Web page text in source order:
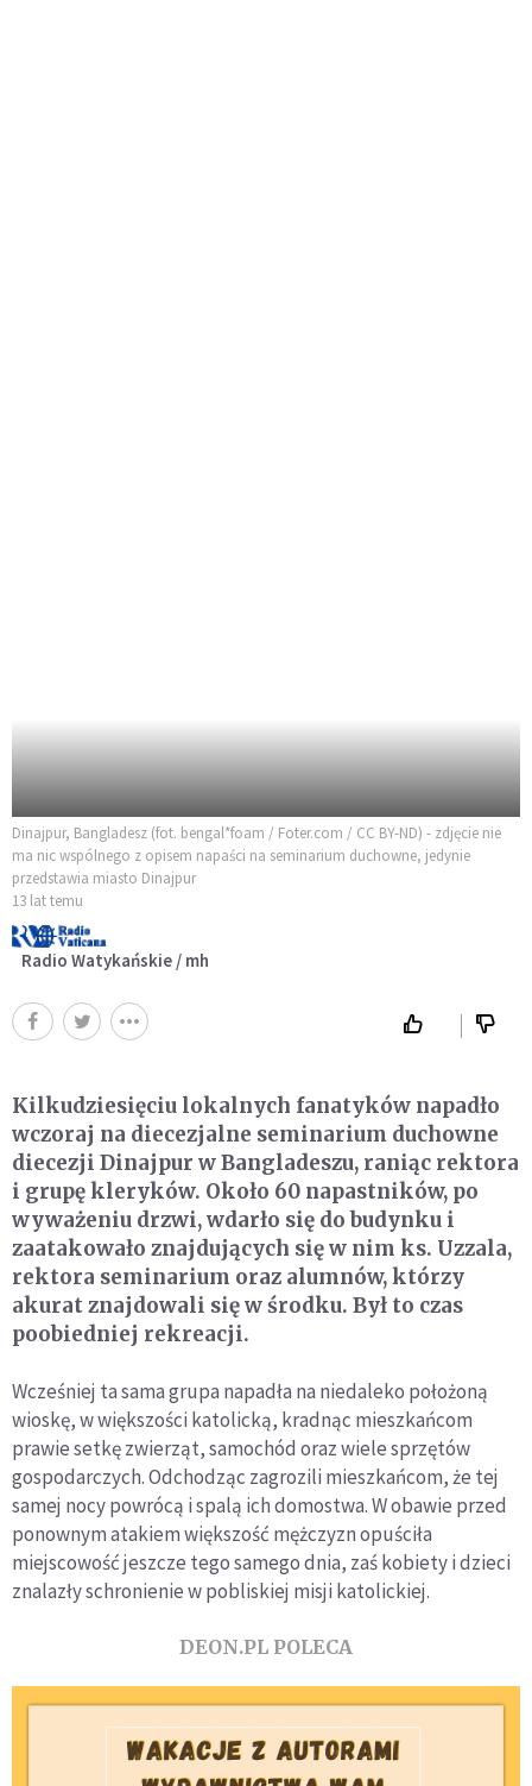
Dinajpur, Bangladesz (fot. bengal*foam / Foter.com / CC BY-ND) - zdjęcie nie
ma nic wspólnego z opisem napaści na seminarium duchowne, jedynie
przedstawia miasto Dinajpur
13 lat temu
Radio Watykańskie / mh
Kilkudziesięciu lokalnych fanatyków napadło
wczoraj na diecezjalne seminarium duchowne
diecezji Dinajpur w Bangladeszu, raniąc rektora
i grupę kleryków. Około 60 napastników, po
wyważeniu drzwi, wdarło się do budynku i
zaatakowało znajdujących się w nim ks. Uzzala,
rektora seminarium oraz alumnów, którzy
akurat znajdowali się w środku. Był to czas
poobiedniej rekreacji.
Wcześniej ta sama grupa napadła na niedaleko położoną
wioskę, w większości katolicką, kradnąc mieszkańcom
prawie setkę zwierząt, samochód oraz wiele sprzętów
gospodarczych. Odchodząc zagrozili mieszkańcom, że tej
samej nocy powrócą i spalą ich domostwa. W obawie przed
ponownym atakiem większość mężczyzn opuściła
miejscowość jeszcze tego samego dnia, zaś kobiety i dzieci
znalazły schronienie w pobliskiej misji katolickiej.
DEON.PL POLECA